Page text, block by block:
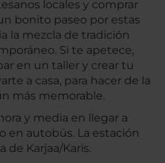
locales y comprar
bonito paseo por estas
la mezcla de tradición
Si te apetece,
en un taller y crear tu
a casa, para hacer de la
más memorable.
y media en llegar a
en autobús. La estación
de Karjaa/Karis.